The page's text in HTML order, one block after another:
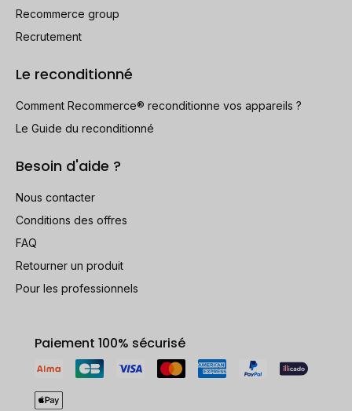
Recommerce group
Recrutement
Le reconditionné
Comment Recommerce® reconditionne vos appareils ?
Le Guide du reconditionné
Besoin d'aide ?
Nous contacter
Conditions des offres
FAQ
Retourner un produit
Pour les professionnels
Paiement 100% sécurisé